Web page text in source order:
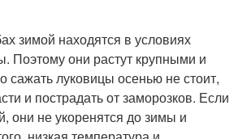
зимой находятся в условиях
Поэтому они растут крупными и
сажать луковицы осенью не стоит,
и пострадать от заморозков. Если
они не укоренятся до зимы и